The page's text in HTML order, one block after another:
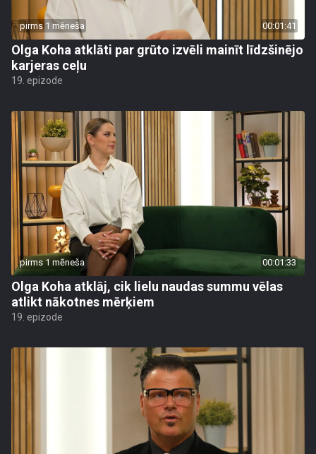
pirms 1 mēneša 00:01:41
Olga Koha atklāti par grūto izvēli mainīt līdzšinējo
karjeras ceļu
19. epizode
pirms 1 mēneša 00:01:33
Olga Koha atklāj, cik lielu naudas summu vēlas
atlikt nākotnes mērķiem
19. epizode